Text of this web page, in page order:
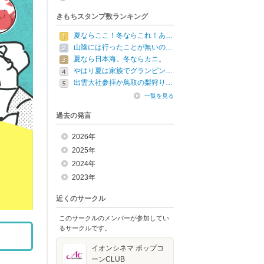
きもちスタンプ数ランキング
夏ならここ！冬ならこれ！あ…
山陰には行ったことが無いの…
夏なら日本海。冬ならカニ。
やはり夏は家族でグランピン…
出雲大社参拝か鳥取の梨狩り…
一覧を見る
過去の発言
2026年
2025年
2024年
2023年
近くのサークル
このサークルのメンバーが参加してい
るサークルです。
イオンシネマ ポップコ
ーンCLUB